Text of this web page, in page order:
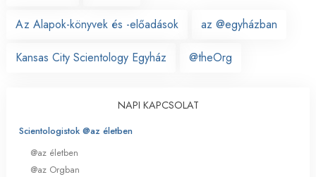
Az Alapok-könyvek és -előadások az @egyházban
Kansas City Scientology Egyház @theOrg
NAPI KAPCSOLAT
Scientologistok @az életben
@az életben
@az Orgban